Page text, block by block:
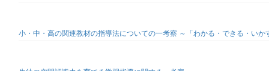
小・中・高の関連教材の指導法についての一考察 ～「わかる・できる・い